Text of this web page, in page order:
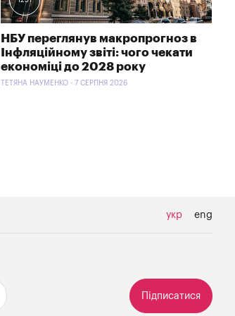
НБУ переглянув макропрогноз в
Інфляційному звіті: чого чекати
економіці до 2028 року
ТЕТЯНА НАУМЕНКО - 7 СЕРПНЯ 2026
укр eng
Підписатися